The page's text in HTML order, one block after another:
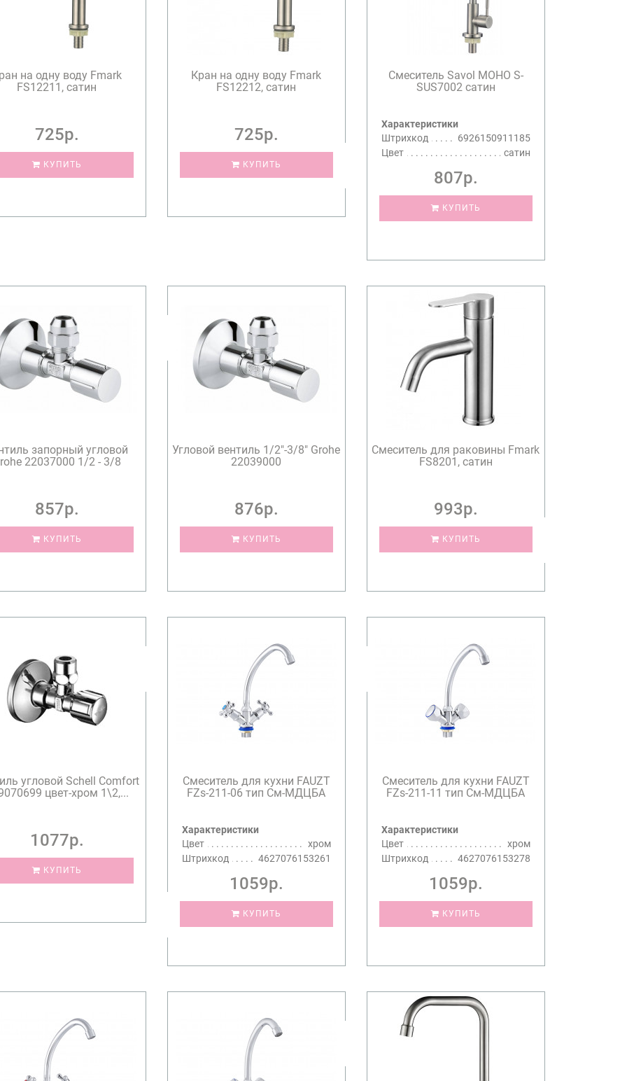
на одну воду Fmark
FS12211, сатин
725р.
КУПИТЬ
Кран на одну воду Fmark
FS12212, сатин
725р.
КУПИТЬ
Смеситель Savol МОНО S-
SUS7002 сатин
Характеристики
Штрихкод
6926150911185
Цвет
сатин
807р.
КУПИТЬ
запорный угловой
22037000 1/2 - 3/8
857р.
КУПИТЬ
Угловой вентиль 1/2″-3/8″ Grohe
22039000
876р.
КУПИТЬ
Смеситель для раковины Fmark
FS8201, сатин
993р.
КУПИТЬ
угловой Schell Comfort
цвет-хром 1\2,...
1077р.
КУПИТЬ
Смеситель для кухни FAUZT
FZs-211-06 тип См-МДЦБА
Характеристики
Цвет
хром
Штрихкод
4627076153261
1059р.
КУПИТЬ
Смеситель для кухни FAUZT
FZs-211-11 тип См-МДЦБА
Характеристики
Цвет
хром
Штрихкод
4627076153278
1059р.
КУПИТЬ